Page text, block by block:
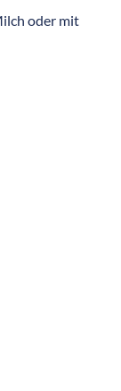
oder mit